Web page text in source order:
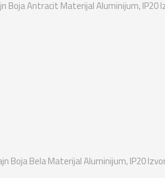
Boja Antracit Materijal Aluminijum, IP20
Boja Bela Materijal Aluminijum, IP20